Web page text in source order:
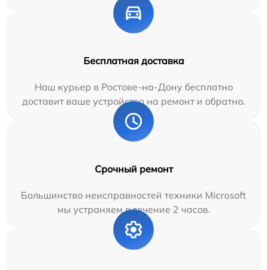
Бесплатная доставка
Наш курьер в Ростове-на-Дону бесплатно
доставит ваше устройство на ремонт и обратно.
Срочный ремонт
Большинство неисправностей техники Microsoft
мы устраняем в течение 2 часов.